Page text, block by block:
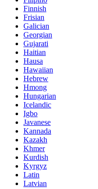
Finnish
Frisian
Galician
Georgian
Gujarati
Haitian
Hausa
Hawaiian
Hebrew
Hmong
Hungarian
Icelandic
Igbo
Javanese
Kannada
Kazakh
Khmer
Kurdish
Kyrgyz
Latin
Latvian